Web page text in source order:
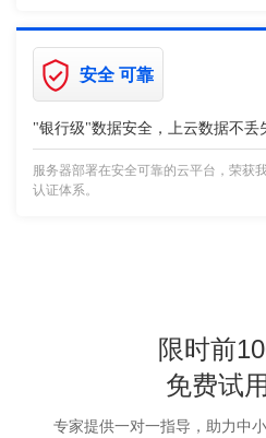
安全 可靠
"银行级"数据安全，上云数据不丢
服务器部署在安全可靠的云平台，荣获
认证体系。
限时前
免费试
专家提供一对一指导，助力中